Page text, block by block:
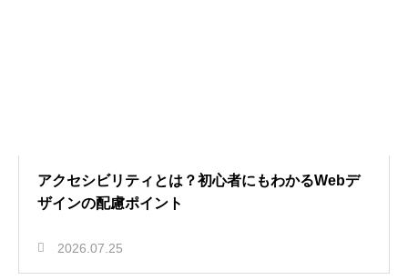
アクセシビリティとは？初心者にもわかるWebデ
ザインの配慮ポイント
2026.07.25